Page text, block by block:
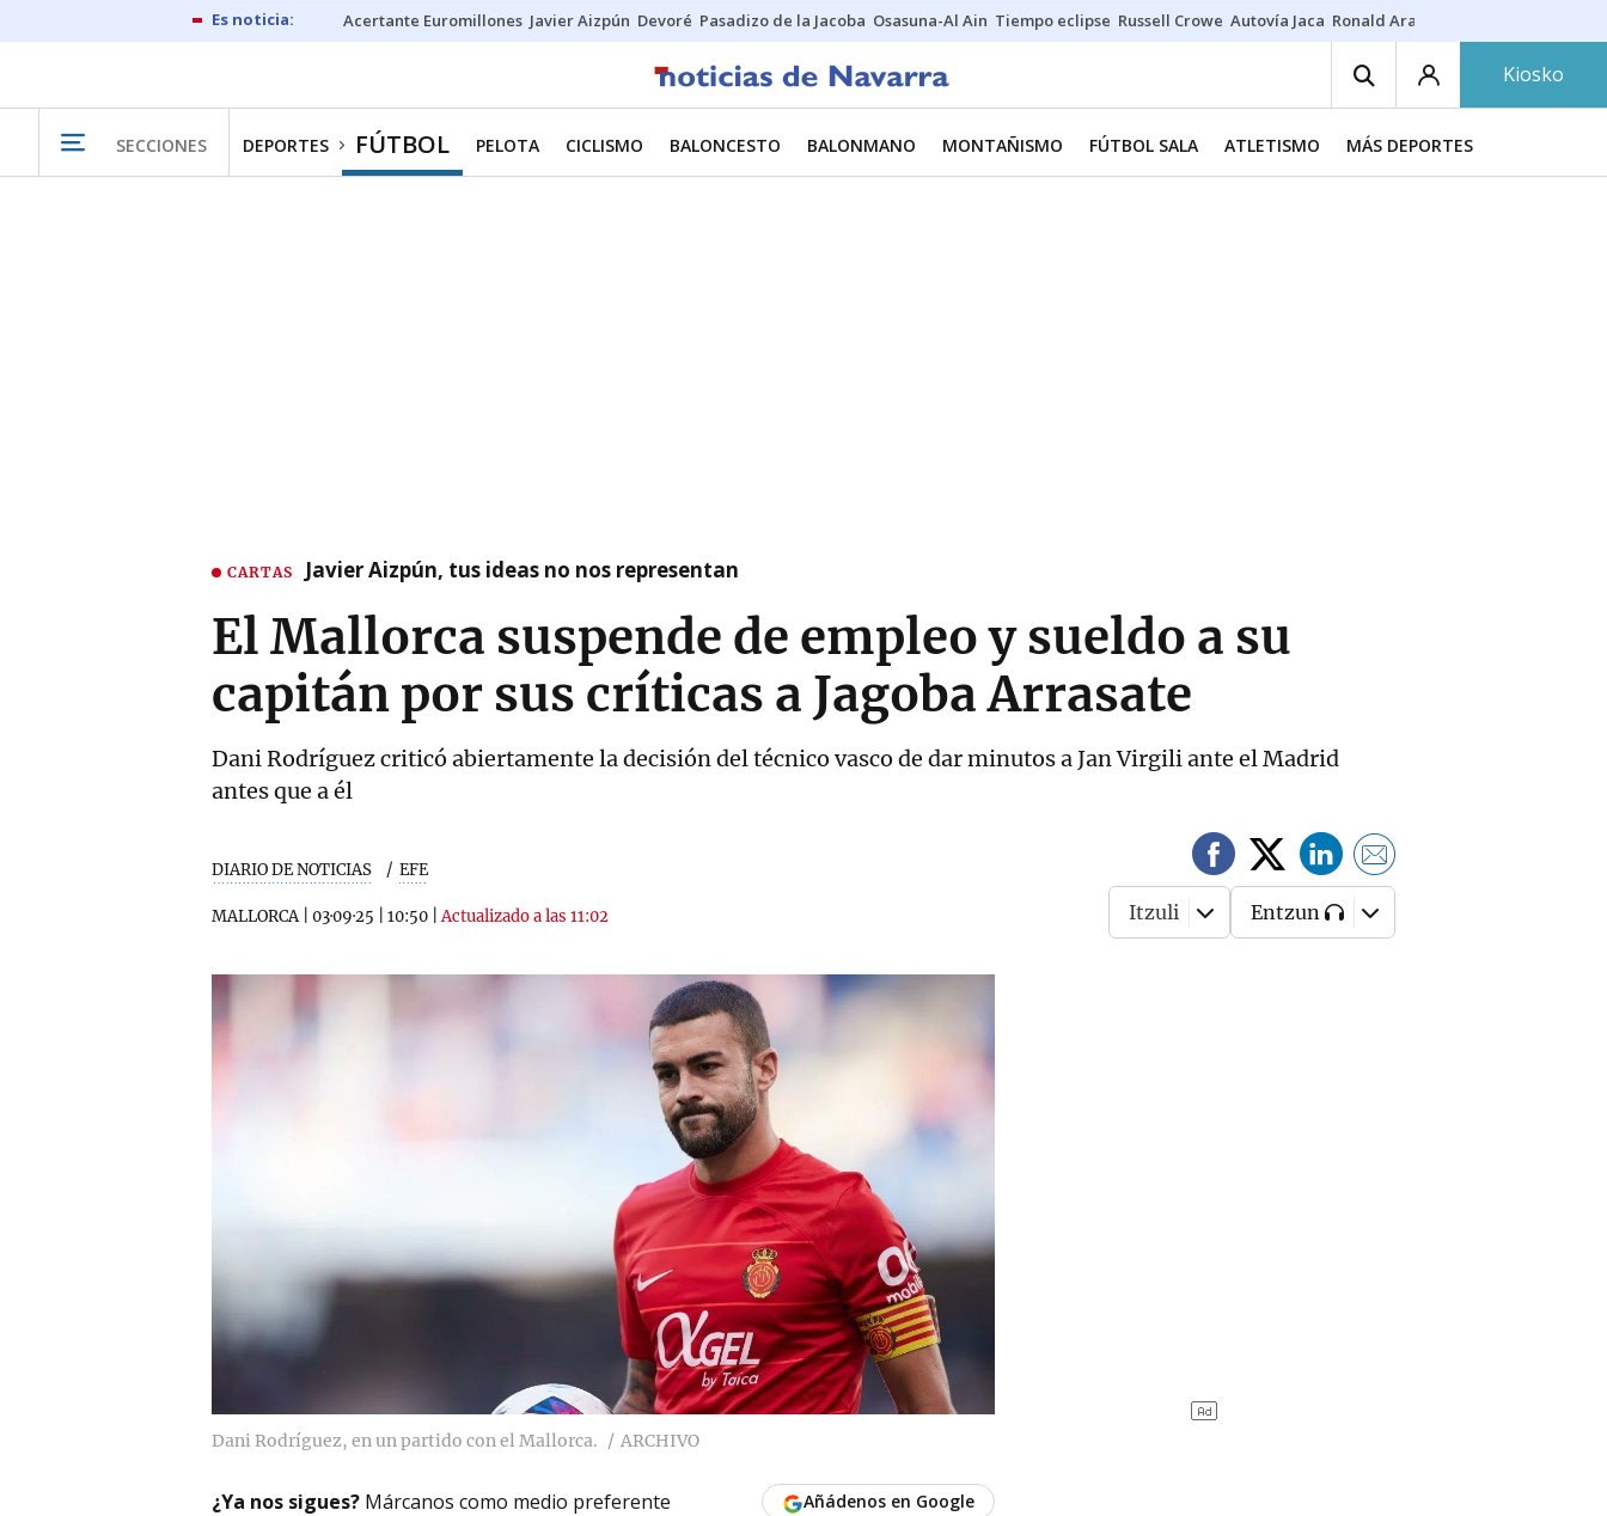
Acertante Euromillones Javier Aizpún Devoré Pasadizo de la Jacoba Osasuna-Al Ain Tiempo eclipse Russell Crowe Autovía Jaca Ronald Araújo
Kiosko
SECCIONES DEPORTES FÚTBOL PELOTA CICLISMO BALONCESTO BALONMANO MONTAÑISMO FÚTBOL SALA ATLETISMO MÁS DEPORTES
CARTAS Javier Aizpún, tus ideas no nos representan
El Mallorca suspende de empleo y sueldo a su
capitán por sus críticas a Jagoba Arrasate
Dani Rodríguez criticó abiertamente la decisión del técnico vasco de dar minutos a Jan Virgili ante el Madrid
antes que a él
DIARIO DE NOTICIAS EFE
MALLORCA| 03·09·25 10:50 |Actualizado a las 11:02 Itzuli Entzun
Dani Rodríguez, en un partido con el Mallorca. ARCHIVO
¿Ya nos sigues? Márcanos como medio preferente Añádenos en Google